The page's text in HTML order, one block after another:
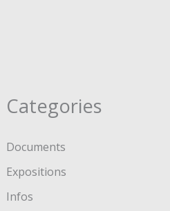
Categories
Documents
Expositions
Infos